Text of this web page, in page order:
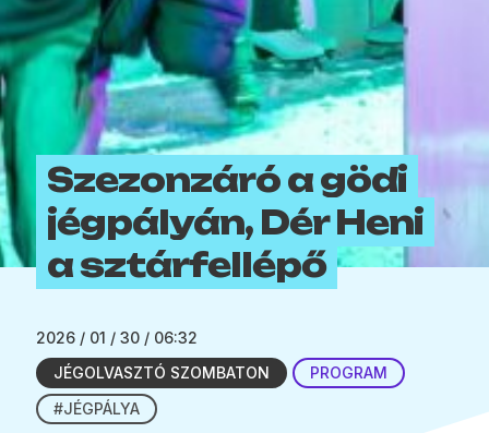
Szezonzáró a gödi
jégpályán, Dér Heni
a sztárfellépő
2026 / 01 / 30 / 06:32
JÉGOLVASZTÓ SZOMBATON
PROGRAM
#JÉGPÁLYA